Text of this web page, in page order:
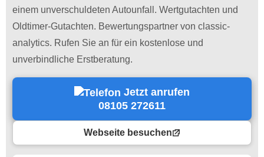
einem unverschuldeten Autounfall. Wertgutachten und
Oldtimer-Gutachten. Bewertungspartner von classic-
analytics. Rufen Sie an für ein kostenlose und
unverbindliche Erstberatung.
Jetzt anrufen
08105 272611
Webseite besuchen